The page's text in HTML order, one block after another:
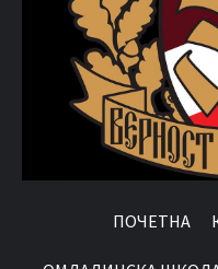
ПОЧЕТНА